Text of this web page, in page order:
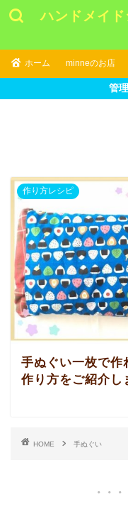
ハンドメイ
ホーム minneのお店
管
作り方レシピ
手ぬぐい一枚で作
作り方をご紹介し
HOME 手ぬぐい